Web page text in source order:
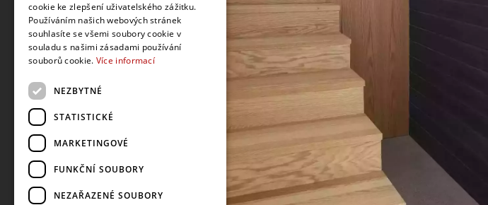
cookie ke zlepšení uživatelského zážitku.
Používáním našich webových stránek
souhlasíte se všemi soubory cookie v
souladu s našimi zásadami používání
souborů cookie. Více informací
NEZBYTNÉ
STATISTICKÉ
MARKETINGOVÉ
FUNKČNÍ SOUBORY
NEZAŘAZENÉ SOUBORY